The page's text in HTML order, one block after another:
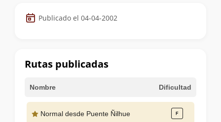
Datos
de
cumbre
Publicado el 04-04-2002
Rutas publicadas
Nombre Dificultad
Normal desde Puente Ñilhue